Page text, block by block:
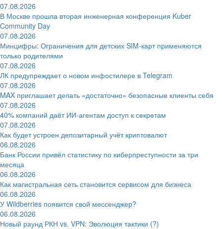
07.08.2026
В Москве прошла вторая инженерная конференция Kuber
Community Day
07.08.2026
Минцифры: Ограничения для детских SIM-карт применяются
только родителями
07.08.2026
ЛК предупреждает о новом инфостилере в Telegram
07.08.2026
MAX приглашает делать «достаточно» безопасные клиенты себя
07.08.2026
40% компаний даёт ИИ‑агентам доступ к секретам
07.08.2026
Как будет устроен депозитарный учёт криптовалют
06.08.2026
Банк России привёл статистику по киберпреступности за три
месяца
06.08.2026
Как магистральная сеть становится сервисом для бизнеса
06.08.2026
У Wildberries появится свой мессенджер?
06.08.2026
Новый раунд РКН vs. VPN: Эволюция тактики (?)